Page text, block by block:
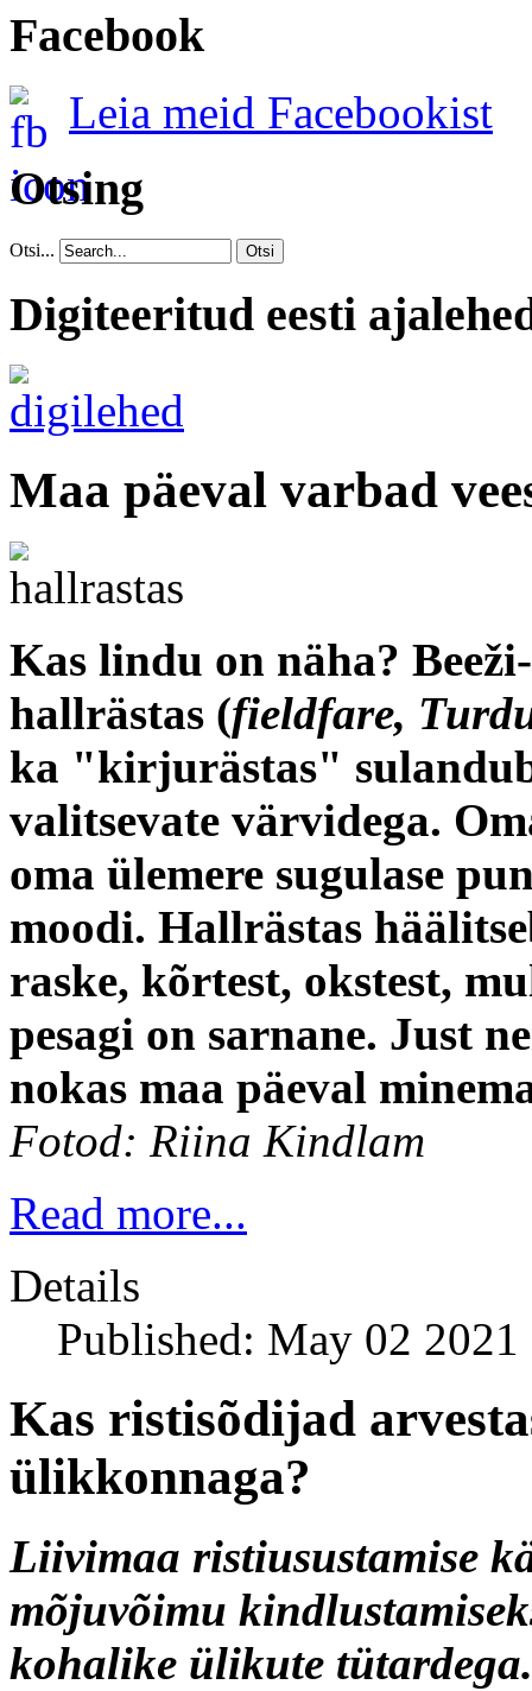
Facebook
Leia meid Facebookist
Otsing
Otsi... Otsi
Digiteeritud eesti
Maa päeval varbad
Kas lindu on näha?
hallrästas (fieldfare,
ka "kirjurästas"
valitsevate värvidega.
oma ülemere sugulase
moodi. Hallrästas
raske, kõrtest, okstest,
pesagi on sarnane. Just
nokas maa päeval
Fotod: Riina Kindlam
Read more...
Details
Published: May 02 2021
Kas ristisõdijad
ülikkonnaga?
Liivimaa ristiusustamise
mõjuvõimu
kohalike ülikute tütardega.